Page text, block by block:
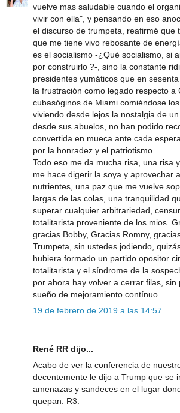
vuelve mas saludable cuando el
vivir con ella", y pensando en eso
el discurso de trumpeta, reafirmé que
que me tiene vivo rebosante de
es el socialismo -¿Qué socialismo, si
por construirlo ?-, sino la constante
presidentes yumáticos que en
la frustración como legado respecto a
cubasóginos de Miami comiéndose
viviendo desde lejos la nostalgia de un
desde sus abuelos, no han podido
convertida en mueca ante cada
por la honradez y el patriotismo...
Todo eso me da mucha risa, una risa
me hace digerir la soya y aprovechar
nutrientes, una paz que me vuelve
largas de las colas, una tranquilidad
superar cualquier arbitrariedad,
totalitarista proveniente de los mios.
gracias Bobby, Gracias Romny,
Trumpeta, sin ustedes jodiendo,
hubiera formado un partido opositor
totalitarista y el síndrome de la
por ahora hay volver a cerrar filas, sin
sueño de mejoramiento contínuo.
19 de febrero de 2019 a las 14:57
René RR dijo...
Acabo de ver la conferencia de
decentemente le dijo a Trump que se
amenazas y sandeces en el lugar
quepan. R3.